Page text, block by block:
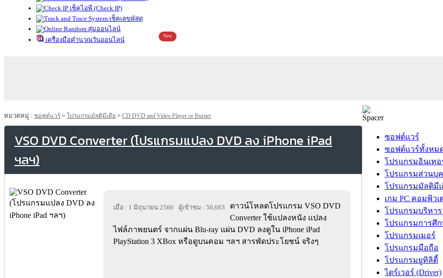
เช็คไอพี (Check IP)
เช็คเลขพัสดุ
สุ่มออนไลน์
เครื่องมือคำนวณวันออนไลน์
New
หมวดหมู่ : ซอฟต์แวร์ > โปรแกรมมัลติมีเดีย > CD DVD and Video Player or Burner
VSO DVD Converter (โปรแกรมแปลง DVD ลง iPhone iPad
ฯลฯ)
เมื่อ : 1 มิถุนายน 2560 ผู้เข้าชม : 50,683
ดาวน์โหลดโปรแกรม VSO DVD
Converter ใช้แปลงหนัง แปลง
ไฟล์ภาพยนตร์ จากแผ่น Blu-ray แผ่น DVD ลงดูใน iPhone iPad
PlayStation 3 XBox หรือดูบนคอม ฯลฯ สารพัดประโยชน์ จริงๆ
ซอฟต์แวร์
ซอฟต์แวร์ทั้งหม
โปรแกรมอินเทอ
โปรแกรมส่วนบุ
โปรแกรมมัลติมีเ
เกม PC คอมพิวเ
โปรแกรมบริหา
โปรแกรมการศึ
โปรแกรมเมอร์
โปรแกรมมือถือ
โปรแกรมยูทิลิตี้
ไดร์เวอร์ (Driver)